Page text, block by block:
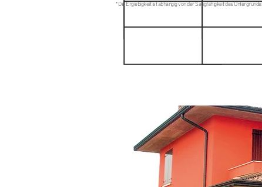
* Die Ergiebigkeit ist abhängig von der Saugfähigkeit des